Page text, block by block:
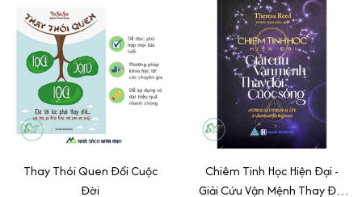
Thay Thói Quen Đổi Cuộc
Đời
Chiêm Tinh Học Hiện Đại -
Giải Cứu Vận Mệnh Thay Đổi